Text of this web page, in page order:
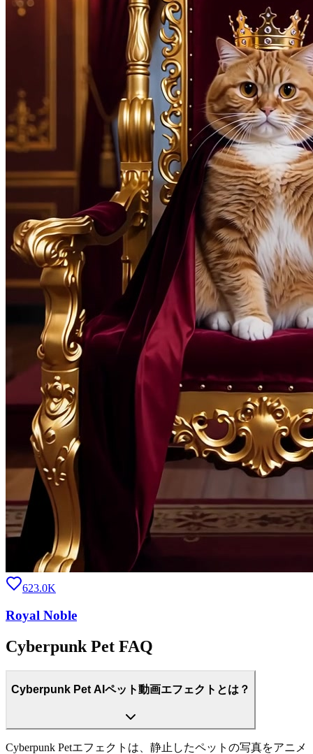
623.0K
Royal Noble
Cyberpunk Pet FAQ
Cyberpunk Pet AIペット動画エフェクトとは？
Cyberpunk Petエフェクトは、静止したペットの写真をアニメ